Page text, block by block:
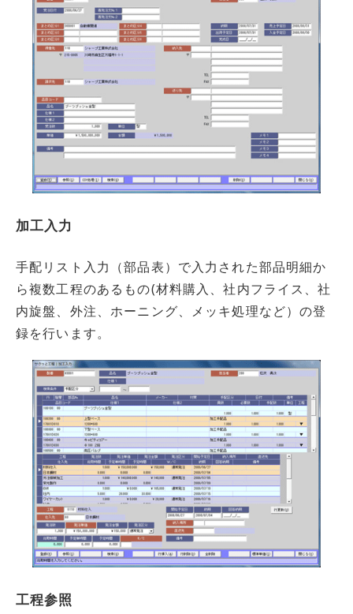
加工入力
手配リスト入力（部品表）で入力された部品明細か
ら複数工程のあるもの(材料購入、社内フライス、社
内旋盤、外注、ホーニング、メッキ処理など）の登
録を行います。
工程参照